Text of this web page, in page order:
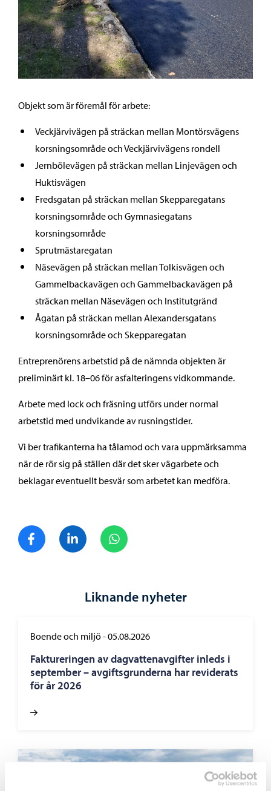
Objekt som är föremål för arbete:
Veckjärvivägen på sträckan mellan Montörsvägens
korsningsområde och Veckjärvivägens rondell
Jernbölevägen på sträckan mellan Linjevägen och
Huktisvägen
Fredsgatan på sträckan mellan Skepparegatans
korsningsområde och Gymnasiegatans
korsningsområde
Sprutmästaregatan
Näsevägen på sträckan mellan Tolkisvägen och
Gammelbackavägen och Gammelbackavägen på
sträckan mellan Näsevägen och Institutgränd
Ågatan på sträckan mellan Alexandersgatans
korsningsområde och Skepparegatan
Entreprenörens arbetstid på de nämnda objekten är
preliminärt kl. 18–06 för asfalteringens vidkommande.
Arbete med lock och fräsning utförs under normal
arbetstid med undvikande av rusningstider.
Vi ber trafikanterna ha tålamod och vara uppmärksamma
när de rör sig på ställen där det sker vägarbete och
beklagar eventuellt besvär som arbetet kan medföra.
Dela på FacebookDela på LinkedIn
Liknande nyheter
Boende och miljö-05.08.2026
Faktureringen av dagvattenavgifter inleds i
september – avgiftsgrunderna har reviderats
för år 2026